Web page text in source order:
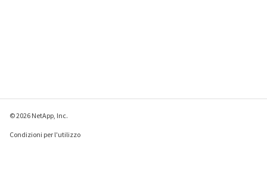
© 2026 NetApp, Inc.
Condizioni per l'utilizzo